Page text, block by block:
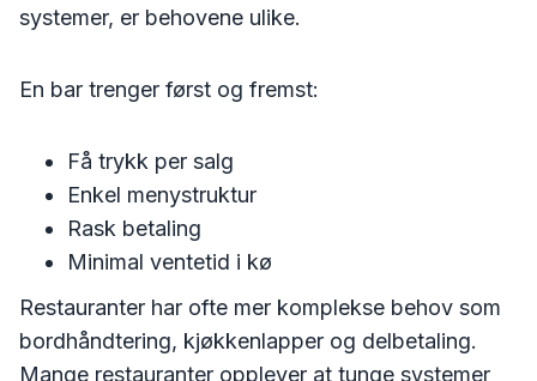
systemer, er behovene ulike.
En bar trenger først og fremst:
Få trykk per salg
Enkel menystruktur
Rask betaling
Minimal ventetid i kø
Restauranter har ofte mer komplekse behov som
bordhåndtering, kjøkkenlapper og delbetaling.
Mange restauranter opplever at tunge systemer